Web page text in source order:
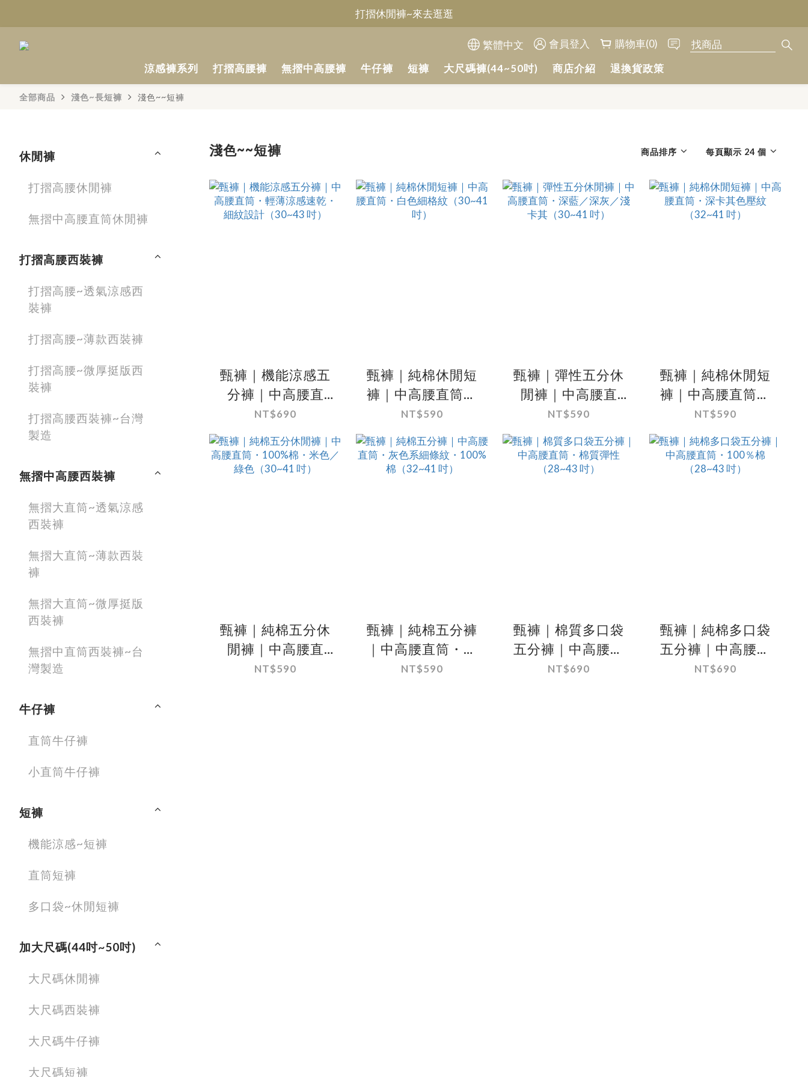
Welcome~甄褲
打摺休閒褲~來去逛逛
Welcome~甄褲
繁體中文 會員登入
購物車(0)
涼感褲系列
打摺高腰褲 無摺中高腰褲 牛仔褲 短褲 大尺碼褲(44~50吋) 商店介紹 退換貨政策
全部商品 淺色~長短褲 淺色~~短褲
休閒褲
打摺高腰休閒褲
無摺中高腰直筒休閒褲
打摺高腰西裝褲
打摺高腰~透氣涼感西
裝褲
打摺高腰~薄款西裝褲
打摺高腰~微厚挺版西
裝褲
打摺高腰西裝褲~台灣
製造
無摺中高腰西裝褲
無摺大直筒~透氣涼感
西裝褲
無摺大直筒~薄款西裝
褲
無摺大直筒~微厚挺版
西裝褲
無摺中直筒西裝褲~台
灣製造
牛仔褲
直筒牛仔褲
小直筒牛仔褲
短褲
機能涼感~短褲
直筒短褲
多口袋~休閒短褲
加大尺碼(44吋~50吋)
大尺碼休閒褲
大尺碼西裝褲
大尺碼牛仔褲
大尺碼短褲
淺色~~短褲 商品排序 每頁顯示 24 個
甄褲｜機能涼感五
分褲｜中高腰直
筒・輕薄涼感速
乾・細紋設計
（30~43 吋）
NT$690
甄褲｜純棉休閒短
褲｜中高腰直筒・
白色細格紋
（30~41 吋）
NT$590
甄褲｜彈性五分休
閒褲｜中高腰直
筒・深藍／深灰／
淺卡其（30~41
吋）
NT$590
甄褲｜純棉休閒短
褲｜中高腰直筒・
深卡其色壓紋
（32~41 吋）
NT$590
甄褲｜純棉五分休
閒褲｜中高腰直
筒・100%棉・米色
NT$590
甄褲｜純棉五分褲
｜中高腰直筒・灰
色系細條紋・100%
NT$590
甄褲｜棉質多口袋
五分褲｜中高腰直
筒・棉質彈性
NT$690
甄褲｜純棉多口袋
五分褲｜中高腰直
筒・100％棉
NT$690